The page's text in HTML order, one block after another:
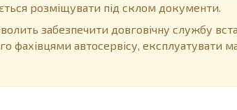
розміщувати під склом документи.
забезпечити довговічну службу
фахівцями автосервісу, експлуатувати